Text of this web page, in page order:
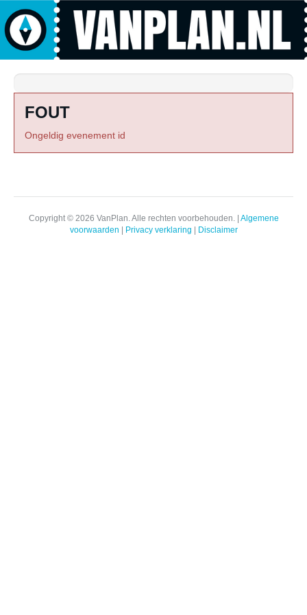
FOUT
Ongeldig evenement id
Copyright © 2026 VanPlan. Alle rechten voorbehouden. | Algemene
voorwaarden
Privacy verklaring Disclaimer